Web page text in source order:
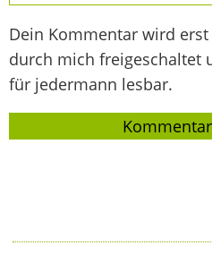
Dein Kommentar wird
durch mich freigeschaltet
für jedermann lesbar.